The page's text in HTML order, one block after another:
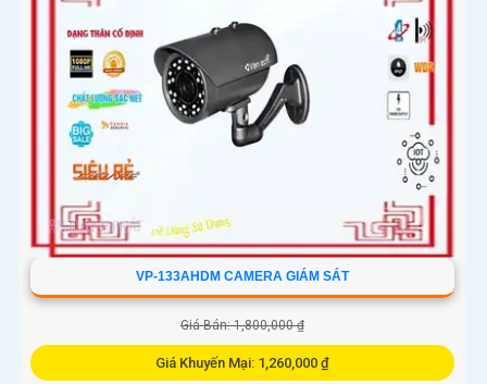
VP-133AHDM CAMERA GIÁM SÁT
Giá Bán: 1,800,000 ₫
Giá Khuyến Mại: 1,260,000 ₫